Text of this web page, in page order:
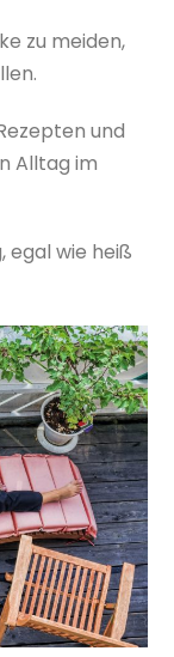
zu meiden,
und
Alltag im
egal wie heiß